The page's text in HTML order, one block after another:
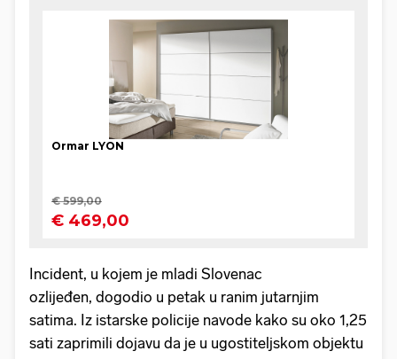
Incident, u kojem je mladi Slovenac
ozlijeđen, dogodio u petak u ranim jutarnjim
satima. Iz istarske policije navode kako su oko 1,25
sati zaprimili dojavu da je u ugostiteljskom objektu